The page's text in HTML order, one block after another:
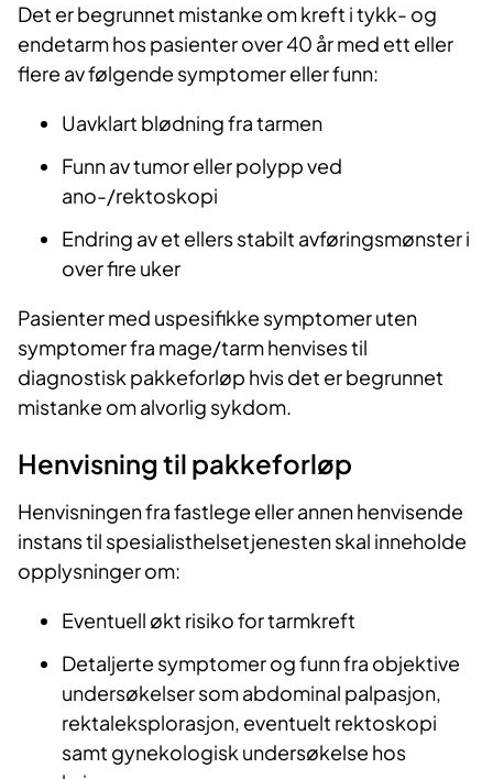
Det er begrunnet mistanke om kreft i tykk- og
endetarm hos pasienter over 40 år med ett eller
flere av følgende symptomer eller funn:
Uavklart blødning fra tarmen
Funn av tumor eller polypp ved
ano-/rektoskopi
Endring av et ellers stabilt avføringsmønster i
over fire uker
Pasienter med uspesifikke symptomer uten
symptomer fra mage/tarm henvises til
diagnostisk pakkeforløp hvis det er begrunnet
mistanke om alvorlig sykdom.
Henvisning til pakkeforløp
Henvisningen fra fastlege eller annen henvisende
instans til spesialisthelsetjenesten skal inneholde
opplysninger om:
Eventuell økt risiko for tarmkreft
Detaljerte symptomer og funn fra objektive
undersøkelser som abdominal palpasjon,
rektaleksplorasjon, eventuelt rektoskopi
samt gynekologisk undersøkelse hos